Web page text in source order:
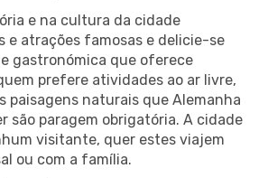
e na cultura da cidade
e atrações famosas e delicie-se
gastronómica que oferece
prefere atividades ao ar livre,
paisagens naturais que Alemanha
são paragem obrigatória. A cidade
visitante, quer estes viajem
ou com a família.